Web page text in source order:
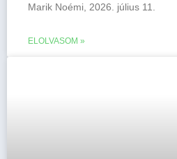
Marik Noémi, 2026. július 11.
ELOLVASOM »